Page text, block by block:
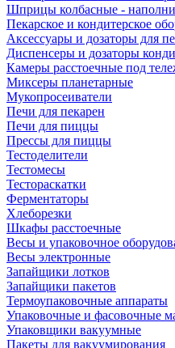
Шприцы колбасные -
Пекарское и кондитерское
Аксессуары и дозаторы для
Диспенсеры и дозаторы
Камеры расстоечные под
Миксеры планетарные
Мукопросеиватели
Печи для пекарен
Печи для пиццы
Прессы для пиццы
Тестоделители
Тестомесы
Тестораскатки
Ферментаторы
Хлеборезки
Шкафы расстоечные
Весы и упаковочное
Весы электронные
Запайщики лотков
Запайщики пакетов
Термоупаковочные аппараты
Упаковочные и фасовочные
Упаковщики вакуумные
Пакеты для вакуумирования